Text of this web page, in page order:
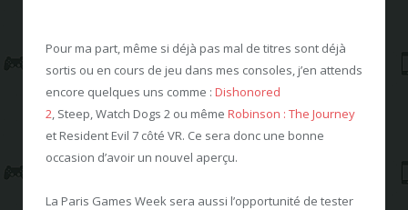
Pour ma part, même si déjà pas mal de titres sont déjà
sortis ou en cours de jeu dans mes consoles, j’en attends
encore quelques uns comme : Dishonored
2, Steep, Watch Dogs 2 ou même Robinson : The Journey
et Resident Evil 7 côté VR. Ce sera donc une bonne
occasion d’avoir un nouvel aperçu.
La Paris Games Week sera aussi l’opportunité de tester